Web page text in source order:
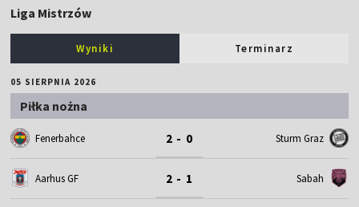
Liga Mistrzów
Wyniki Terminarz
05 SIERPNIA 2026
Piłka nożna
Fenerbahce 2 - 0 Sturm Graz
Aarhus GF 2 - 1 Sabah